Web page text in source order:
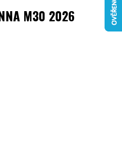
M30 2026